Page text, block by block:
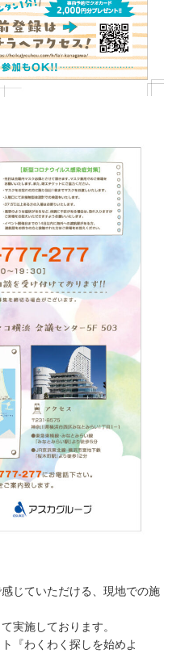
じていただける、現地での施
実施しております。
『わくわく探しを始めよ